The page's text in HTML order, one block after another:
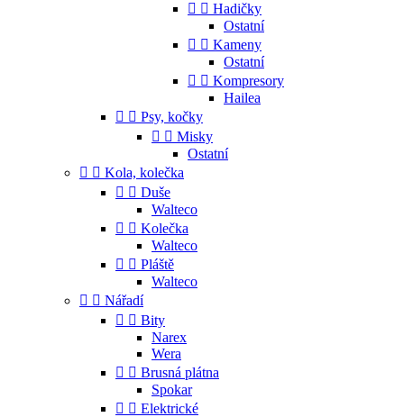
  Hadičky
Ostatní
  Kameny
Ostatní
  Kompresory
Hailea
  Psy, kočky
  Misky
Ostatní
  Kola, kolečka
  Duše
Walteco
  Kolečka
Walteco
  Pláště
Walteco
  Nářadí
  Bity
Narex
Wera
  Brusná plátna
Spokar
  Elektrické